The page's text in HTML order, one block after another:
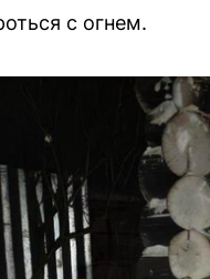
с огнем.